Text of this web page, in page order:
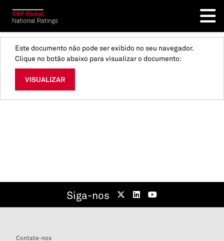
Este documento não pode ser exibido no seu navegador.
Clique no botão abaixo para visualizar o documento:
VISUALIZAR
Siga-nos
Contate-nos